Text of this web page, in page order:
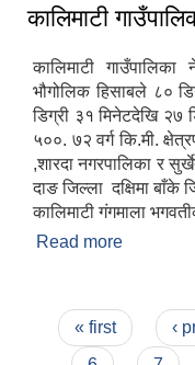
कालिमाटी
कालिमाटी गाउँपालिका
भौगोलिक हिसाबले ८०
डिग्री ३१ मिनेटदेखि २७
५००. ७२ वर्ग कि.मी.
,शारदा नगरपालिका र
दाङ जिल्ला दक्षिमा बाँके
कालिमाटी गंगमाला
Read more
Pages
« first ‹